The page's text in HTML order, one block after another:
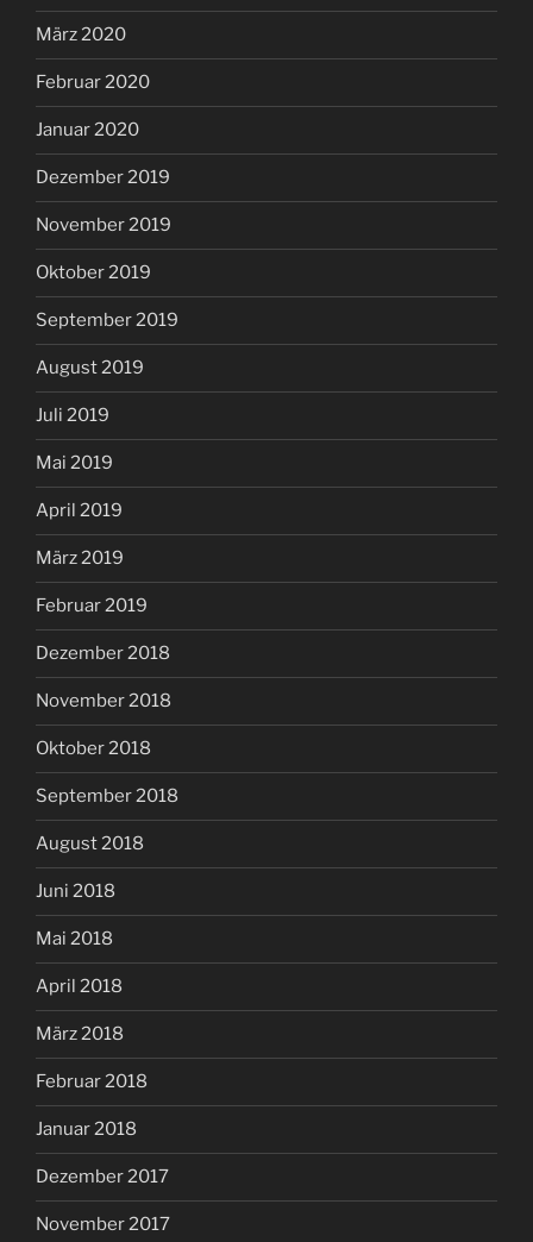
März 2020
Februar 2020
Januar 2020
Dezember 2019
November 2019
Oktober 2019
September 2019
August 2019
Juli 2019
Mai 2019
April 2019
März 2019
Februar 2019
Dezember 2018
November 2018
Oktober 2018
September 2018
August 2018
Juni 2018
Mai 2018
April 2018
März 2018
Februar 2018
Januar 2018
Dezember 2017
November 2017